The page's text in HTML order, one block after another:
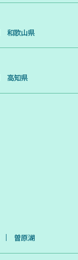
和歌山県
高知県
曽原湖